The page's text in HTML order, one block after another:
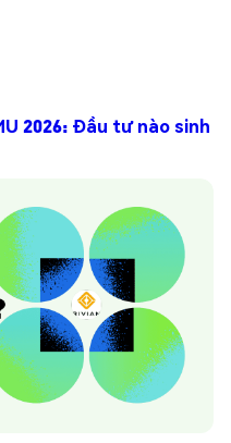
2026: Đầu tư nào sinh